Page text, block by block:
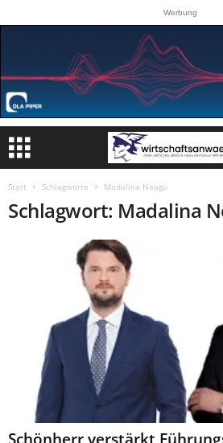
Werbung
Start Schlagworte Madalina Neagu
Schlagwort: Madalina